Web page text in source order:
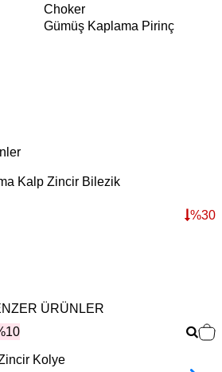
Choker
Gümüş Kaplama Pirinç
Kalp Zincir Bilezik
%30
ÜRÜNLER
Kolye